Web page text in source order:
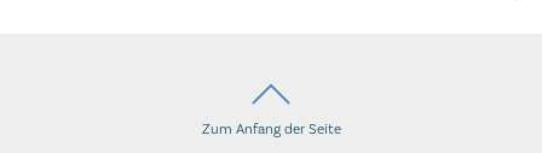
Zum Anfang der Seite